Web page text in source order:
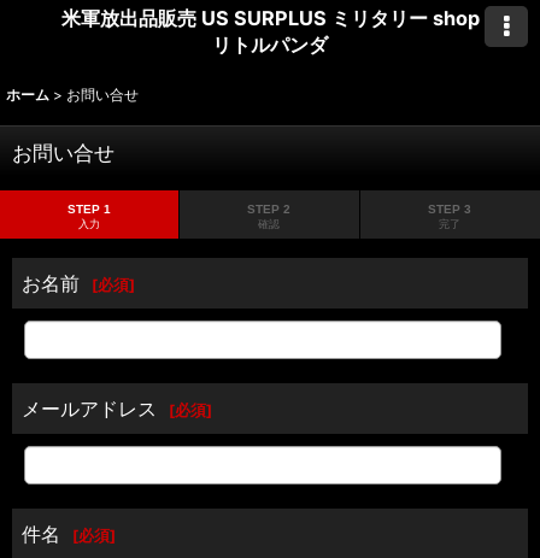
米軍放出品販売 US SURPLUS ミリタリー shop
リトルパンダ
ホーム > お問い合せ
お問い合せ
STEP 1
入力
STEP 2
確認
STEP 3
完了
お名前 [必須]
メールアドレス [必須]
件名 [必須]